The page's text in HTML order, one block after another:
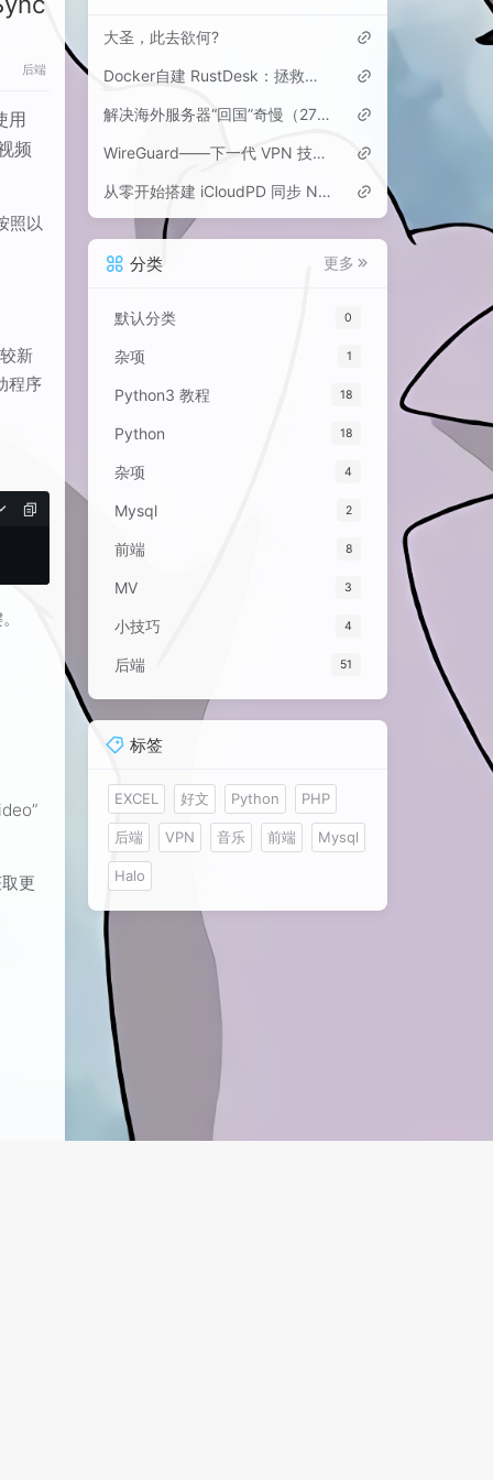
后端
用
频
照以
新
程序
更
大圣，此去欲何?
Docker自建 RustDesk：拯救海外党，告别Mac VNC卡顿与向日葵等“跨境收费”
解决海外服务器“回国”奇慢（27kbps）的终极方案：Hysteria 2 + 1Panel 多用户部署
WireGuard——下一代 VPN 技术的轻盈革命
从零开始搭建 iCloudPD 同步 Nextcloud 的私有云解决方案
分类 更多
默认分类 0
杂项 1
Python3 教程 18
Python 18
杂项 4
Mysql 2
前端 8
MV 3
小技巧 4
后端 51
标签
EXCEL 好文 Python PHP
后端 VPN 音乐 前端 Mysql
Halo